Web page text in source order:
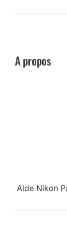
A propos
Aide Nikon